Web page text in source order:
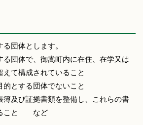
団体とします。
団体で、御嵩町内に在住、在学又は
て構成されていること
とする団体でないこと
及び証拠書類を整備し、これらの書
ること など